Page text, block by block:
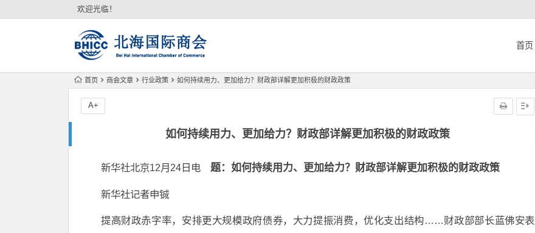
欢迎光临！
首页
首页 商会文章 行业政策 如何持续用力、更加给力？财政部详解更加积极的财政政策
如何持续用力、更加给力？财政部详解更加积极的财政政策
A+
新华社北京12月24日电 题：如何持续用力、更加给力？财政部详解更加积极的财政政策
新华社记者申铖
提高财政赤字率，安排更大规模政府债券，大力提振消费，优化支出结构……财政部部长蓝佛安表